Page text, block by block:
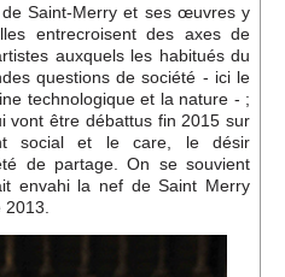
Saint-Merry et ses œuvres y
entrecroisent des axes de
auxquels les habitués du
questions de société - ici le
technologique et la nature - ;
vont être débattus fin 2015 sur
social et le care, le désir
de partage. On se souvient
envahi la nef de Saint Merry